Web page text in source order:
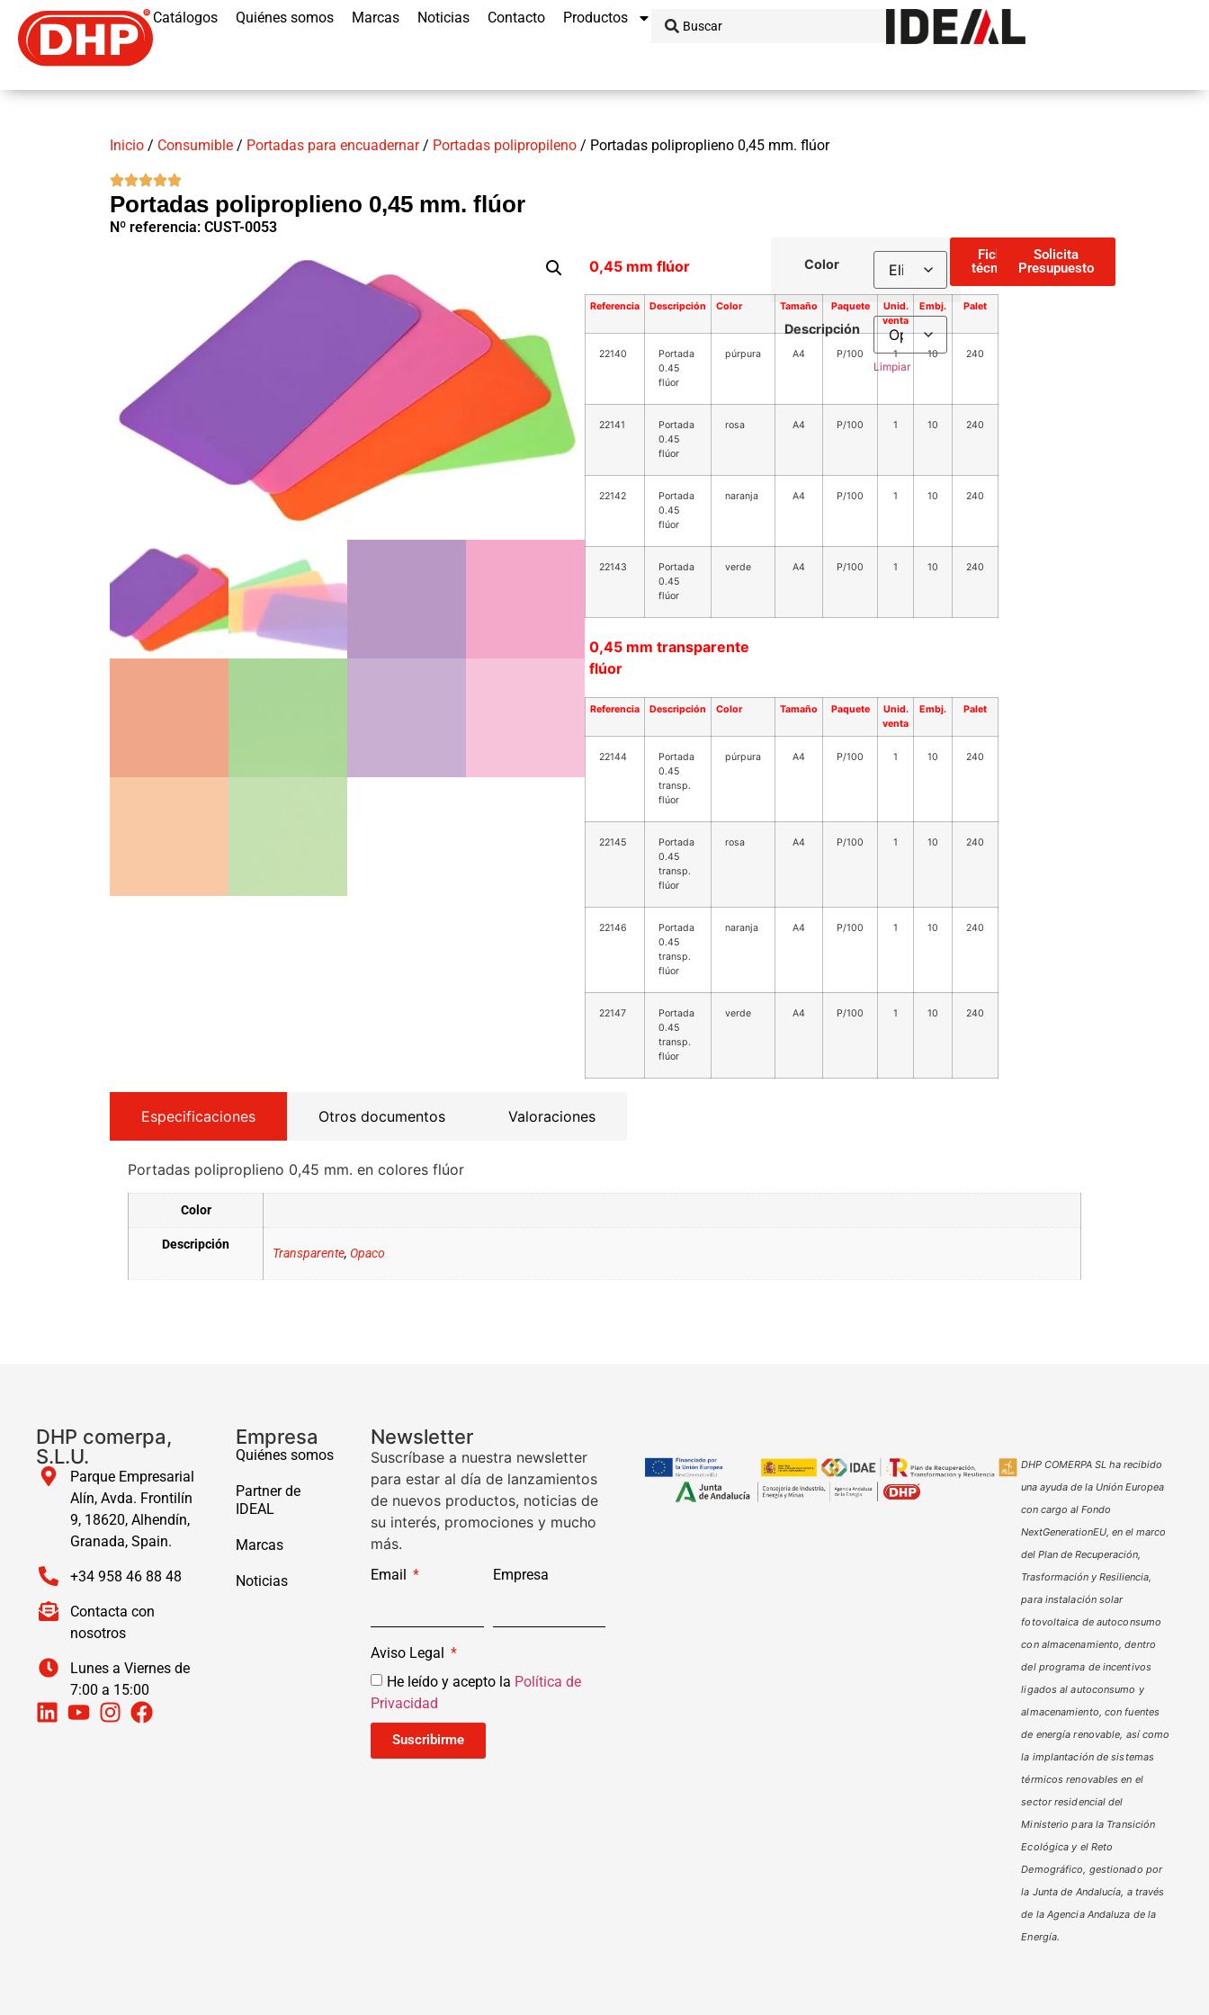
Catálogos Quiénes somos Marcas Noticias Contacto Productos
Inicio / Consumible / Portadas para encuadernar/ Portadas polipropileno / Portadas poliproplieno 0,45 mm. flúor
Portadas poliproplieno 0,45 mm. flúor
Nº referencia: CUST-0053
0,45 mm flúor
Referencia Descripción Color Tamaño Paquete
Unid.
venta
Embj. Palet
22140
Portada
0.45
flúor
púrpura A4 P/100 1 10 240
22141
Portada
0.45
flúor
rosa A4 P/100 1 10 240
22142
Portada
0.45
flúor
naranja A4 P/100 1 10 240
22143
Portada
0.45
flúor
verde A4 P/100 1 10 240
0,45 mm transparente
flúor
Referencia Descripción Color Tamaño Paquete
Unid.
venta
Embj. Palet
22144
Portada
0.45
transp.
flúor
púrpura A4 P/100 1 10 240
22145
Portada
0.45
transp.
flúor
rosa A4 P/100 1 10 240
22146
Portada
0.45
transp.
flúor
naranja A4 P/100 1 10 240
22147
Portada
0.45
transp.
flúor
verde A4 P/100 1 10 240
Color
Descripción
Limpiar
Ficha
técnica
Solicita
Presupuesto
Especificaciones Otros documentos Valoraciones
Portadas poliproplieno 0,45 mm. en colores flúor
Color
Descripción
Transparente, Opaco
DHP comerpa,
S.L.U.
Parque Empresarial
Alín, Avda. Frontilín
9, 18620, Alhendín,
Granada, Spain.
+34 958 46 88 48
Contacta con
nosotros
Lunes a Viernes de
7:00 a 15:00
Empresa
Quiénes somos
Partner de
IDEAL
Marcas
Noticias
Newsletter
Suscríbase a nuestra newsletter
para estar al día de lanzamientos
de nuevos productos, noticias de
su interés, promociones y mucho
más.
Email Empresa
Aviso Legal
He leído y acepto la Política de
Privacidad
Suscribirme
DHP COMERPA SL ha recibido
una ayuda de la Unión Europea
con cargo al Fondo
NextGenerationEU, en el marco
del Plan de Recuperación,
Trasformación y Resiliencia,
para instalación solar
fotovoltaica de autoconsumo
con almacenamiento, dentro
del programa de incentivos
ligados al autoconsumo y
almacenamiento, con fuentes
de energía renovable, así como
la implantación de sistemas
térmicos renovables en el
sector residencial del
Ministerio para la Transición
Ecológica y el Reto
Demográfico, gestionado por
la Junta de Andalucía, a través
de la Agencia Andaluza de la
Energía.